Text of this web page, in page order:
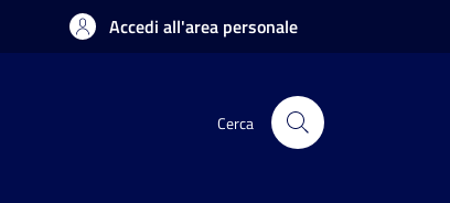
Accedi all'area personale
Cerca